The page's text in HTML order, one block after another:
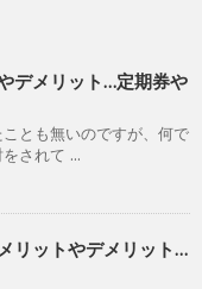
デメリット…定期券や
とも無いのですが、何で
されて ...
リットやデメリット…